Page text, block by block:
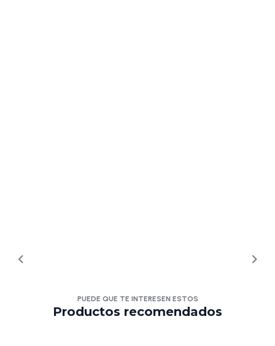
PUEDE QUE TE INTERESEN ESTOS
Productos recomendados